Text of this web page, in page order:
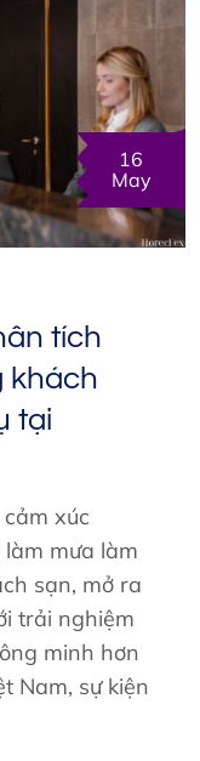
16
May
tích
khách
tại
xúc
mưa làm
sạn, mở ra
trải nghiệm
minh hơn
Nam, sự kiện